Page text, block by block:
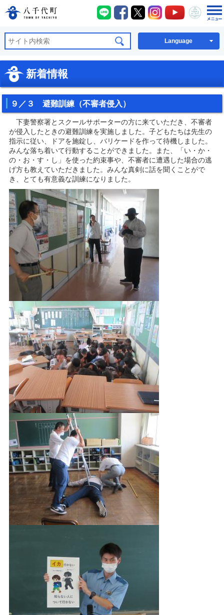
八千代町公式ホームページ
八千代町LINE
八千代町Facebook
八千代町X八千代町Instagram
八千代町
八千
Language
新着情報
９／３ 避難訓練（不審者侵入）
下妻警察署とスクールサポーターの方に来ていただき、不審者
が侵入したときの避難訓練を実施しました。子どもたちは先生の
指示に従い、ドアを施錠し、バリケードを作って待機しました。
みんな落ち着いて行動することができました。また、「い・か・
の・お・す・し」を使った約束事や、不審者に遭遇した場合の逃
げ方も教えていただきました。みんな真剣に話を聞くことがで
き、とても有意義な訓練になりました。